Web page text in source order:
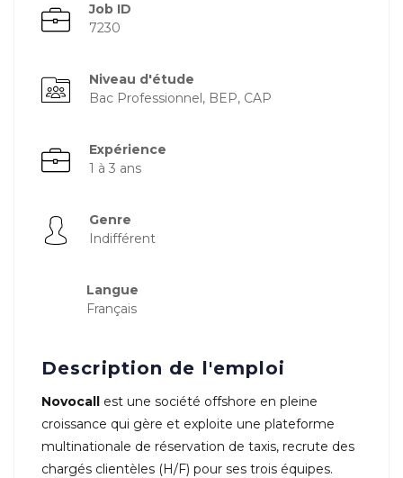
Job ID
7230
Niveau d'étude
Bac Professionnel, BEP, CAP
Expérience
1 à 3 ans
Genre
Indifférent
Langue
Français
Description de l'emploi
Novocall est une société offshore en pleine
croissance qui gère et exploite une plateforme
multinationale de réservation de taxis, recrute des
chargés clientèles (H/F) pour ses trois équipes.